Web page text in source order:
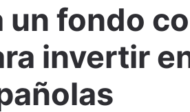
fondo
invertir